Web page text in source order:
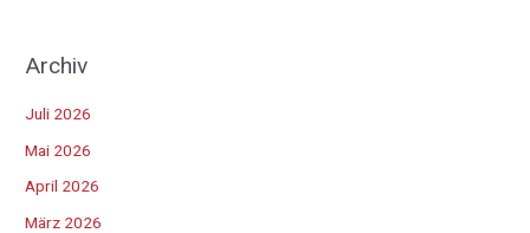
Archiv
Juli 2026
Mai 2026
April 2026
März 2026